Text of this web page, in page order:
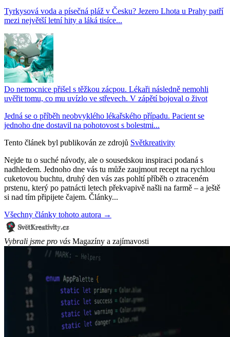
Tyrkysová voda a písečná pláž v Česku? Jezero Lhota u Prahy patří
mezi největší letní hity a láká tisíce...
Do nemocnice přišel s těžkou zácpou. Lékaři následně nemohli
uvěřit tomu, co mu uvízlo ve střevech. V zápětí bojoval o život
Jedná se o příběh neobvyklého lékařského případu. Pacient se
jednoho dne dostavil na pohotovost s bolestmi...
Tento článek byl publikován ze zdrojů Světkreativity
Nejde tu o suché návody, ale o sousedskou inspiraci podaná s
nadhledem. Jednoho dne vás tu může zaujmout recept na rychlou
cuketovou buchtu, druhý den vás zas pohltí příběh o ztraceném
prstenu, který po patnácti letech překvapivě našli na farmě – a ještě
si nad tím připijete čajem. Články...
Všechny články tohoto autora →
Vybrali jsme pro vás Magazíny a zajímavosti